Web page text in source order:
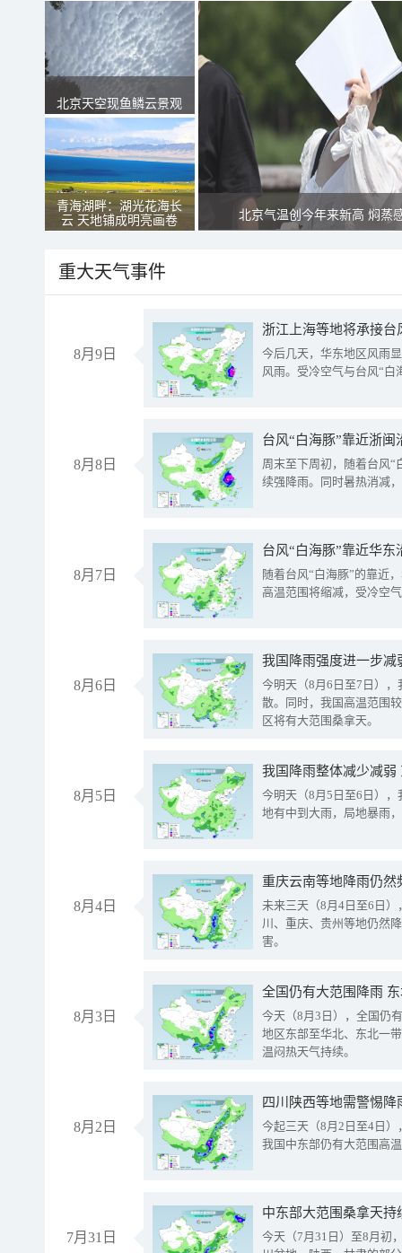
北京天空现鱼鳞云景观
青海湖畔：湖光花海长
云 天地铺成明亮画卷
北京气温创今年来新高 焖蒸
重大天气事件
8月9日
浙江上海等地将承接台
今后几天，华东地区风雨
风雨。受冷空气与台风“白
8月8日
台风“白海豚”靠近浙
周末至下周初，随着台风“
续强降雨。同时暑热消减
8月7日
台风“白海豚”靠近华
随着台风“白海豚”的靠近
高温范围将缩减，受冷空
8月6日
今明天（8月6日至7日）
散。同时，我国高温范围
区将有大范围桑拿天。
8月5日
我国降雨整体减少减弱
今明天（8月5日至6日）
地有中到大雨，局地暴雨
8月4日
重庆云南等地降雨仍然
未来三天（8月4日至6日
川、重庆、贵州等地仍然
害。
8月3日
全国仍有大范围降雨
今天（8月3日），全国仍
地区东部至华北、东北一
温闷热天气持续。
8月2日
今起三天（8月2日至4日
我国中东部仍有大范围高
7月31日
中东部大范围桑拿天
今天（7月31日）至8月初